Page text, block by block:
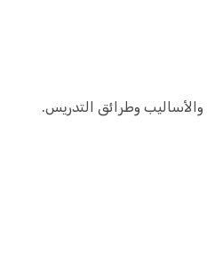
والأساليب وطرائق التدريس.